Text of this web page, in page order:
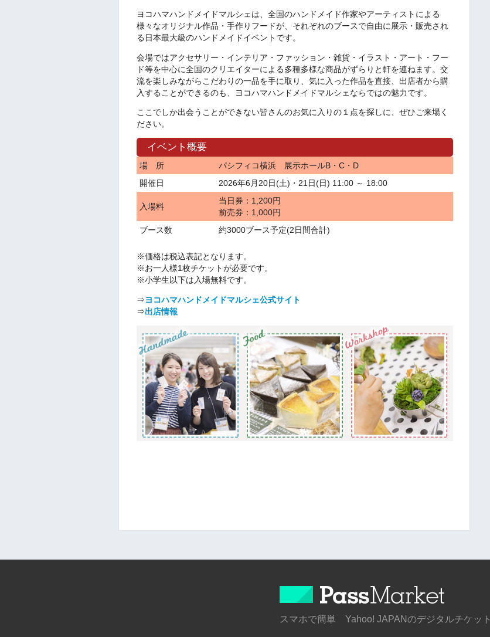
ヨコハマハンドメイドマルシェは、全国のハンドメイド作家やアーティストによる
様々なオリジナル作品・手作りフードが、それぞれのブースで自由に展示・販売され
る日本最大級のハンドメイドイベントです。
会場ではアクセサリー・インテリア・ファッション・雑貨・イラスト・アート・フー
ド等を中心に全国のクリエイターによる多種多様な商品がずらりと軒を連ねます。交
流を楽しみながらこだわりの一品を手に取り、気に入った作品を直接、出店者から購
入することができるのも、ヨコハマハンドメイドマルシェならではの魅力です。
ここでしか出会うことができない皆さんのお気に入りの１点を探しに、ぜひご来場く
ださい。
イベント概要
場 所
パシフィコ横浜 展示ホールB・C・D
開催日
2026年6月20日(土)・21日(日) 11:00 ～ 18:00
入場料
当日券：1,200円
前売券：1,000円
ブース数
約3000ブース予定(2日間合計)
※価格は税込表記となります。
※お一人様1枚チケットが必要です。
※小学生以下は入場無料です。
⇒ヨコハマハンドメイドマルシェ公式サイト
⇒出店情報
スマホで簡単 Yahoo! JAPANのデジタルチケット